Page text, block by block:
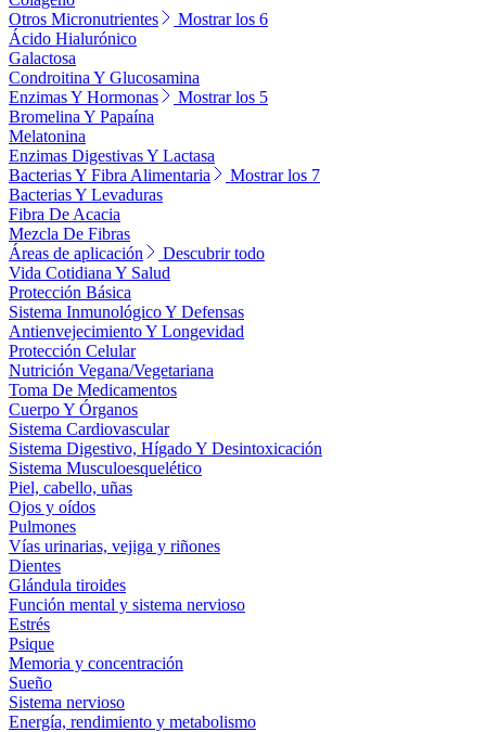
Otros Micronutrientes
Mostrar los 6
Ácido Hialurónico
Galactosa
Condroitina Y Glucosamina
Enzimas Y Hormonas
Mostrar los 5
Bromelina Y Papaína
Melatonina
Enzimas Digestivas Y Lactasa
Bacterias Y Fibra Alimentaria
Mostrar los 7
Bacterias Y Levaduras
Fibra De Acacia
Mezcla De Fibras
Áreas de aplicación
Descubrir todo
Vida Cotidiana Y Salud
Protección Básica
Sistema Inmunológico Y Defensas
Antienvejecimiento Y Longevidad
Protección Celular
Nutrición Vegana/Vegetariana
Toma De Medicamentos
Cuerpo Y Órganos
Sistema Cardiovascular
Sistema Digestivo, Hígado Y Desintoxicación
Sistema Musculoesquelético
Piel, cabello, uñas
Ojos y oídos
Pulmones
Vías urinarias, vejiga y riñones
Dientes
Glándula tiroides
Función mental y sistema nervioso
Estrés
Psique
Memoria y concentración
Sueño
Sistema nervioso
Energía, rendimiento y metabolismo